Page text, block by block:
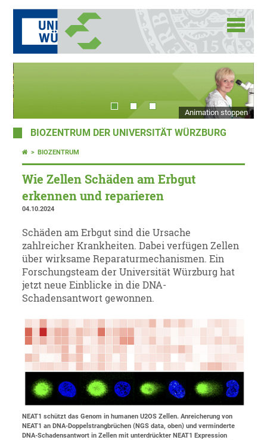
Animation stoppen
BIOZENTRUM DER UNIVERSITÄT WÜRZBURG
BIOZENTRUM
Wie Zellen Schäden am Erbgut
erkennen und reparieren
04.10.2024
Schäden am Erbgut sind die Ursache
zahlreicher Krankheiten. Dabei verfügen Zellen
über wirksame Reparaturmechanismen. Ein
Forschungsteam der Universität Würzburg hat
jetzt neue Einblicke in die DNA-
Schadensantwort gewonnen.
NEAT1 schützt das Genom in humanen U2OS Zellen. Anreicherung von
NEAT1 an DNA-Doppelstrangbrüchen (NGS data, oben) und verminderte
DNA-Schadensantwort in Zellen mit unterdrückter NEAT1 Expression